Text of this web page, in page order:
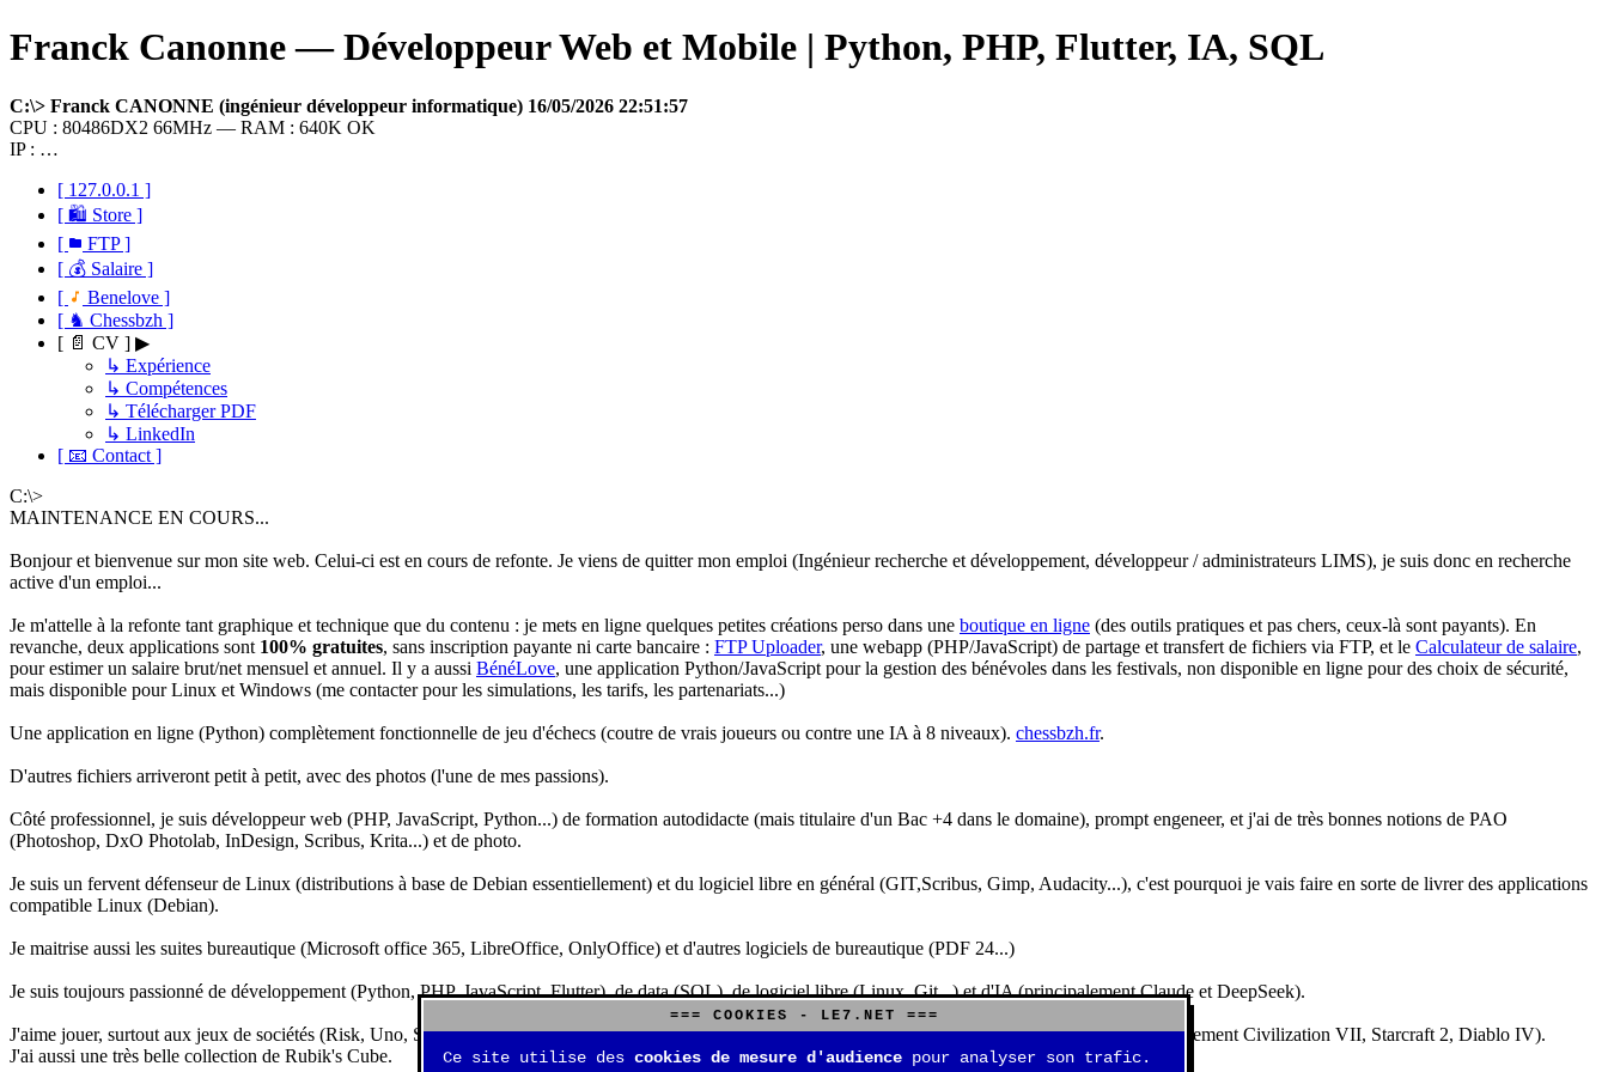
Franck Canonne — Développeur Web et Mobile | Python, PHP, Flutter, IA, SQL
C:\> Franck CANONNE (ingénieur développeur informatique) 16/05/2026 22:51:57
CPU : 80486DX2 66MHz — RAM : 640K OK
IP : …
[ 127.0.0.1 ]
[ 🛍 Store ]
[
FTP ]
[ 💰 Salaire ]
[
Benelove ]
[ ♞ Chessbzh ]
[ 📄 CV ] ▶
↳ Expérience
↳ Compétences
↳ Télécharger PDF
↳ LinkedIn
[ 📧 Contact ]
C:\>
MAINTENANCE EN COURS...
Bonjour et bienvenue sur mon site web. Celui-ci est en cours de refonte. Je viens de quitter mon emploi (Ingénieur recherche et développement, développeur / administrateurs LIMS), je suis donc en recherche
active d'un emploi...
Je m'attelle à la refonte tant graphique et technique que du contenu : je mets en ligne quelques petites créations perso dans une boutique en ligne (des outils pratiques et pas chers, ceux-là sont payants). En
revanche, deux applications sont 100% gratuites, sans inscription payante ni carte bancaire : FTP Uploader, une webapp (PHP/JavaScript) de partage et transfert de fichiers via FTP, et le Calculateur de salaire,
pour estimer un salaire brut/net mensuel et annuel. Il y a aussi BénéLove, une application Python/JavaScript pour la gestion des bénévoles dans les festivals, non disponible en ligne pour des choix de sécurité,
mais disponible pour Linux et Windows (me contacter pour les simulations, les tarifs, les partenariats...)
Une application en ligne (Python) complètement fonctionnelle de jeu d'échecs (coutre de vrais joueurs ou contre une IA à 8 niveaux). chessbzh.fr.
D'autres fichiers arriveront petit à petit, avec des photos (l'une de mes passions).
Côté professionnel, je suis développeur web (PHP, JavaScript, Python...) de formation autodidacte (mais titulaire d'un Bac +4 dans le domaine), prompt engeneer, et j'ai de très bonnes notions de PAO
(Photoshop, DxO Photolab, InDesign, Scribus, Krita...) et de photo.
Je suis un fervent défenseur de Linux (distributions à base de Debian essentiellement) et du logiciel libre en général (GIT,Scribus, Gimp, Audacity...), c'est pourquoi je vais faire en sorte de livrer des applications
compatible Linux (Debian).
Je maitrise aussi les suites bureautique (Microsoft office 365, LibreOffice, OnlyOffice) et d'autres logiciels de bureautique (PDF 24...)
Je suis toujours passionné de développement (Python, PHP, JavaScript, Flutter), de data (SQL), de logiciel libre (Linux, Git...) et d'IA (principalement Claude et DeepSeek).
J'aime jouer, surtout aux jeux de sociétés (Risk, Uno, Scrabble...), mais aussi aux jeux de stratégie (Echecs, Go, Quarto, Tock...) et aux jeux vidéos (essentiellement Civilization VII, Starcraft 2, Diablo IV).
J'ai aussi une très belle collection de Rubik's Cube.
=== COOKIES - LE7.NET ===
Ce site utilise des cookies de mesure d'audience pour analyser son trafic.